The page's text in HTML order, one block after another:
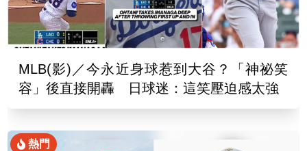
MLB(影)／今永近身球惹到大谷？「神祕笑
容」後直接開轟 日球迷：這笑壓迫感太強
熱門